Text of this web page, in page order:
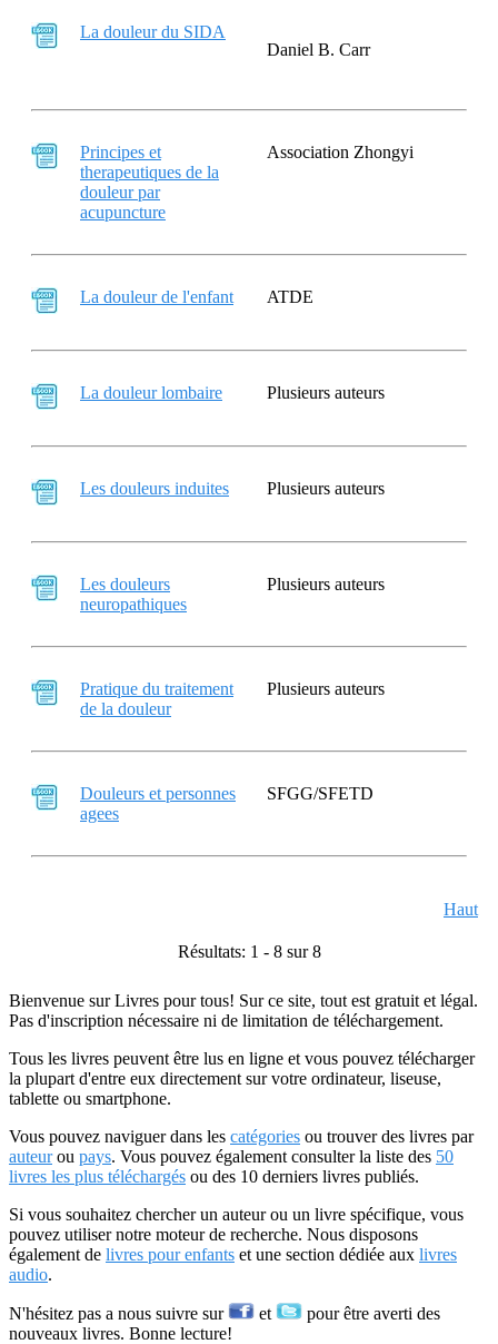
La douleur du SIDA
Daniel B. Carr
Principes et
therapeutiques de la
douleur par
acupuncture
Association Zhongyi
La douleur de l'enfant ATDE
La douleur lombaire Plusieurs auteurs
Les douleurs induites Plusieurs auteurs
Les douleurs
neuropathiques
Plusieurs auteurs
Pratique du traitement
de la douleur
Plusieurs auteurs
Douleurs et personnes
agees
SFGG/SFETD
Haut
Résultats: 1 - 8 sur 8
Bienvenue sur Livres pour tous! Sur ce site, tout est gratuit et légal.
Pas d'inscription nécessaire ni de limitation de téléchargement.
Tous les livres peuvent être lus en ligne et vous pouvez télécharger
la plupart d'entre eux directement sur votre ordinateur, liseuse,
tablette ou smartphone.
Vous pouvez naviguer dans les catégories ou trouver des livres par
auteurou pays. Vous pouvez également consulter la liste des 50
livres les plus téléchargés ou des 10 derniers livres publiés.
Si vous souhaitez chercher un auteur ou un livre spécifique, vous
pouvez utiliser notre moteur de recherche. Nous disposons
également de livres pour enfants et une section dédiée aux livres
audio.
N'hésitez pas a nous suivre sur et
pour être averti des
nouveaux livres. Bonne lecture!